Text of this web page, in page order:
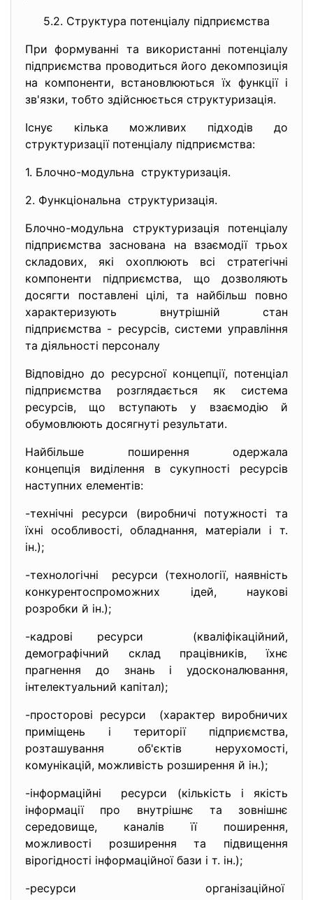
5.2. Структура потенціалу підприємства
При формуванні та використанні потенціалу
підприємства проводиться його декомпозиція
на компоненти, встановлюються їх функції і
зв'язки, тобто здійснюється структуризація.
Існує кілька можливих підходів до
структуризації потенціалу підприємства:
1. Блочно-модульна структуризація.
2. Функціональна структуризація.
Блочно-модульна структуризація потенціалу
підприємства заснована на взаємодії трьох
складових, які охоплюють всі стратегічні
компоненти підприємства, що дозволяють
досягти поставлені цілі, та найбільш повно
характеризують внутрішній стан
підприємства - ресурсів, системи управління
та діяльності персоналу
Відповідно до ресурсної концепції, потенціал
підприємства розглядається як система
ресурсів, що вступають у взаємодію й
обумовлюють досягнуті результати.
Найбільше поширення одержала
концепція виділення в сукупності ресурсів
наступних елементів:
-технічні ресурси (виробничі потужності та
їхні особливості, обладнання, матеріали і т.
ін.);
-технологічні ресурси (технології, наявність
конкурентоспроможних ідей, наукові
розробки й ін.);
-кадрові ресурси (кваліфікаційний,
демографічний склад працівників, їхнє
прагнення до знань і удосконалювання,
інтелектуальний капітал);
-просторові ресурси (характер виробничих
приміщень і території підприємства,
розташування об'єктів нерухомості,
комунікацій, можливість розширення й ін.);
-інформаційні ресурси (кількість і якість
інформації про внутрішнє та зовнішнє
середовище, каналів її поширення,
можливості розширення та підвищення
вірогідності інформаційної бази і т. ін.);
-ресурси організаційної